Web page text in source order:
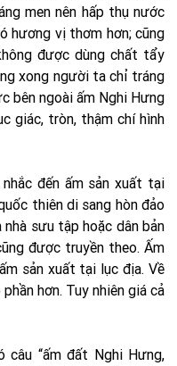
men nên hấp thụ nước
hương vị thơm hơn; cũng
được dùng chất tẩy
xong người ta chỉ tráng
bên ngoài ấm Nghi Hưng
giác, tròn, thậm chí hình
đến ấm sản xuất tại
thiên di sang hòn đảo
sưu tập hoặc dân bản
được truyền theo. Ấm
sản xuất tại lục địa. Về
hơn. Tuy nhiên giá cả
câu “ấm đất Nghi Hưng,